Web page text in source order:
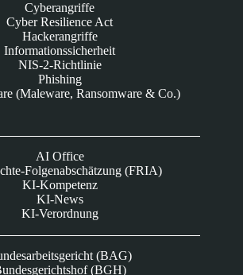
Cyberangriffe
Cyber Resilience Act
Hackerangriffe
Informationssicherheit
NIS-2-Richtlinie
Phishing
(Maleware, Ransomware & Co.)
AI Office
Folgenabschätzung (FRIA)
KI-Kompetenz
KI-News
KI-Verordnung
(BAG)
(BGH)